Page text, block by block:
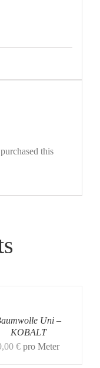
this
Uni –
KOBALT
€ pro Meter